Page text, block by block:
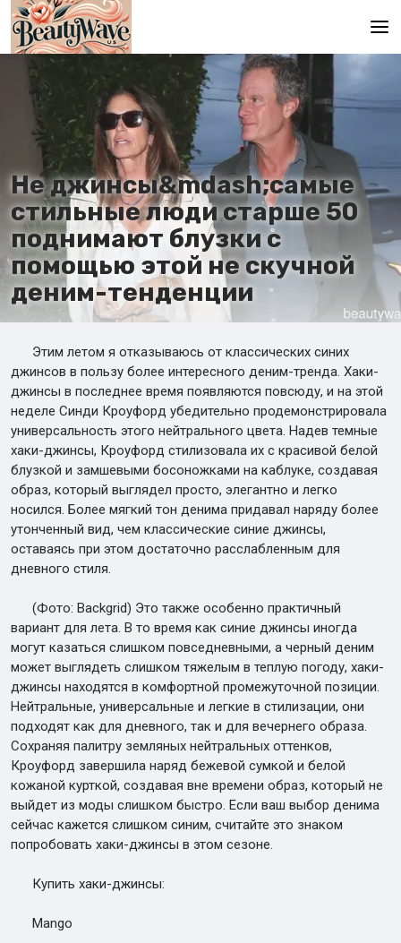
Главная
En
Ru
It
De
Не джинсы&mdash;самые
стильные люди старше 50
поднимают блузки с
помощью этой не скучной
деним-тенденции
Этим летом я отказываюсь от классических синих
джинсов в пользу более интересного деним-тренда. Хаки-
джинсы в последнее время появляются повсюду, и на этой
неделе Синди Кроуфорд убедительно продемонстрировала
универсальность этого нейтрального цвета. Надев темные
хаки-джинсы, Кроуфорд стилизовала их с красивой белой
блузкой и замшевыми босоножками на каблуке, создавая
образ, который выглядел просто, элегантно и легко
носился. Более мягкий тон денима придавал наряду более
утонченный вид, чем классические синие джинсы,
оставаясь при этом достаточно расслабленным для
дневного стиля.
(Фото: Backgrid) Это также особенно практичный
вариант для лета. В то время как синие джинсы иногда
могут казаться слишком повседневными, а черный деним
может выглядеть слишком тяжелым в теплую погоду, хаки-
джинсы находятся в комфортной промежуточной позиции.
Нейтральные, универсальные и легкие в стилизации, они
подходят как для дневного, так и для вечернего образа.
Сохраняя палитру земляных нейтральных оттенков,
Кроуфорд завершила наряд бежевой сумкой и белой
кожаной курткой, создавая вне времени образ, который не
выйдет из моды слишком быстро. Если ваш выбор денима
сейчас кажется слишком синим, считайте это знаком
попробовать хаки-джинсы в этом сезоне.
Купить хаки-джинсы:
Mango